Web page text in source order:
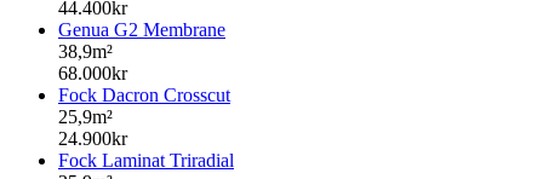
44.400kr
Genua G2 Membrane
38,9m²
68.000kr
Fock Dacron Crosscut
25,9m²
24.900kr
Fock Laminat Triradial